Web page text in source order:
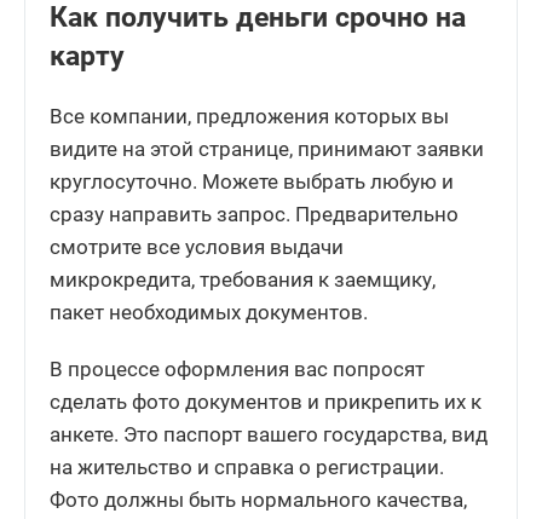
Как получить деньги срочно на
карту
Все компании, предложения которых вы
видите на этой странице, принимают заявки
круглосуточно. Можете выбрать любую и
сразу направить запрос. Предварительно
смотрите все условия выдачи
микрокредита, требования к заемщику,
пакет необходимых документов.
В процессе оформления вас попросят
сделать фото документов и прикрепить их к
анкете. Это паспорт вашего государства, вид
на жительство и справка о регистрации.
Фото должны быть нормального качества,